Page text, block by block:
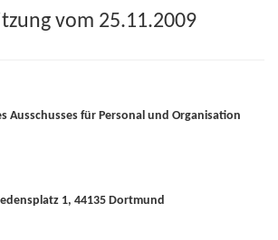
vom 25.11.2009
Ausschusses für Personal und Organisation
1, 44135 Dortmund